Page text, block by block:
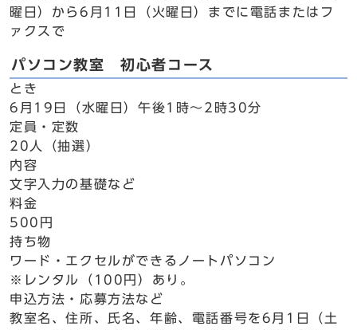
曜日）から6月11日（火曜日）までに電話またはフ
ァクスで
パソコン教室 初心者コース
とき
6月19日（水曜日）午後1時～2時30分
定員・定数
20人（抽選）
内容
文字入力の基礎など
料金
500円
持ち物
ワード・エクセルができるノートパソコン
※レンタル（100円）あり。
申込方法・応募方法など
教室名、住所、氏名、年齢、電話番号を6月1日（土